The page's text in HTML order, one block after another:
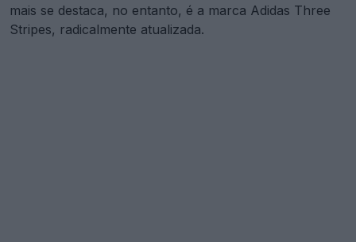
mais se destaca, no entanto, é a marca Adidas Three
Stripes, radicalmente atualizada.